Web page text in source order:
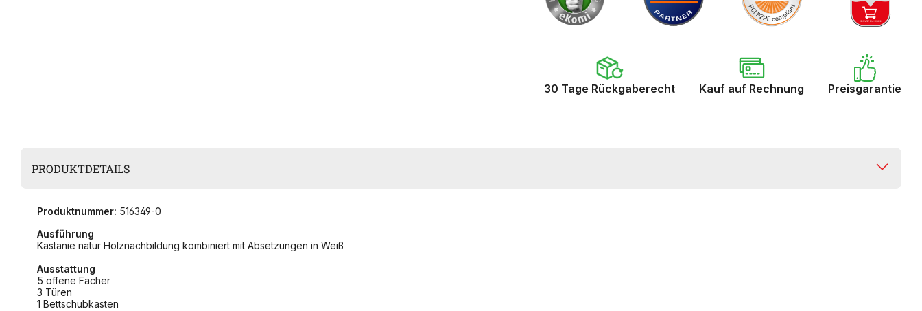
30 Tage Rückgaberecht Kauf auf Rechnung Preisgarantie
PRODUKTDETAILS
Produktnummer: 516349-0
Ausführung
Kastanie natur Holznachbildung kombiniert mit Absetzungen in Weiß
Ausstattung
5 offene Fächer
3 Türen
1 Bettschubkasten